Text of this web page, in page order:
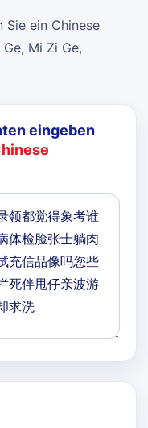
Sie ein Chinese
Mi Zi Ge,
eingeben